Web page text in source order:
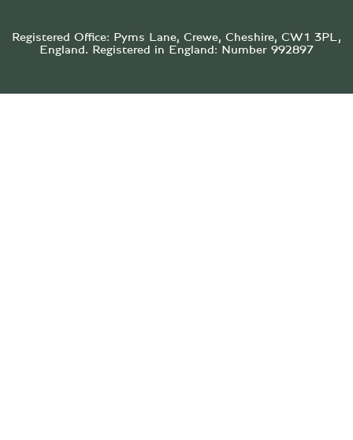
Registered Office: Pyms Lane, Crewe, Cheshire, CW1 3PL,
England. Registered in England: Number 992897